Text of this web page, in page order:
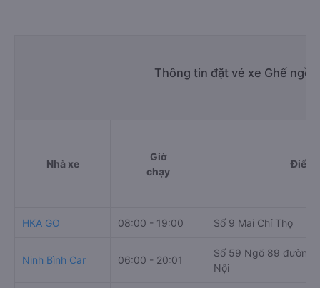
Thông tin đặt vé xe Ghế ngồi
Nhà xe
Giờ
chạy
Điểm
HKA GO 08:00 - 19:00 Số 9 Mai Chí Thọ
Ninh Bình Car 06:00 - 20:01
Số 59 Ngõ 89 đường
Nội